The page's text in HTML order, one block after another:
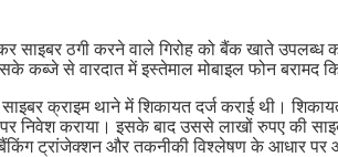
साइबर ठगी करने वाले गिरोह को बैंक खाते
से वारदात में इस्तेमाल मोबाइल फोन बरामद
क्राइम थाने में शिकायत दर्ज कराई थी।
निवेश कराया। इसके बाद उससे लाखों रुपए की
बैंकिंग ट्रांजेक्शन और तकनीकी विश्लेषण के आधार